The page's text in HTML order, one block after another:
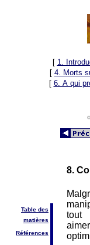
[ 1.
[ 4. Morts
[ 6. A qui
Table des
matières
Références
8.
tout